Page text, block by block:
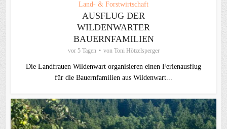
Land- & Forstwirtschaft
AUSFLUG DER
WILDENWARTER
BAUERNFAMILIEN
vor 5 Tagen von Toni Hötzelsperger
Die Landfrauen Wildenwart organisieren einen Ferienausflug
für die Bauernfamilien aus Wildenwart...